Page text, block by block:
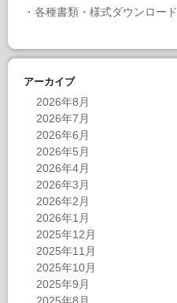
・ 各種書類・様式ダウンロード
アーカイブ
2026年8月
2026年7月
2026年6月
2026年5月
2026年4月
2026年3月
2026年2月
2026年1月
2025年12月
2025年11月
2025年10月
2025年9月